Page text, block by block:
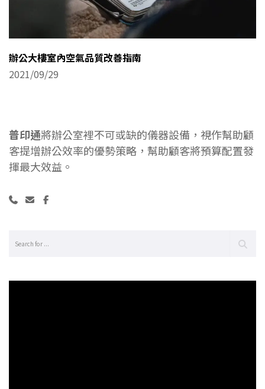
辦公大樓室內空氣品質改善指南
2021/09/29
普印通將辦公室裡不可或缺的儀器設備，視作幫助顧
客提增辦公效率的優勢策略，幫助顧客將預算配置發
揮最大效益。